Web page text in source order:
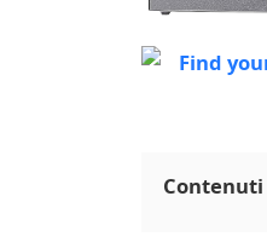
Contenuti